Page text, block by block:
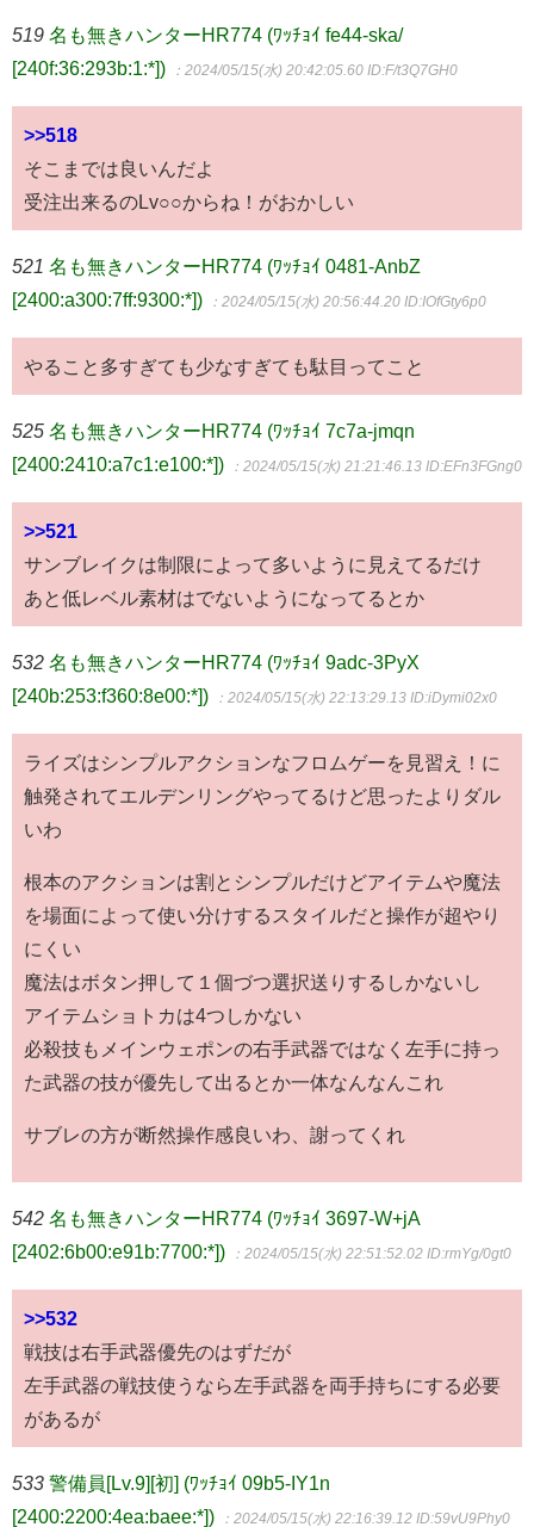
519 名も無きハンターHR774 (ﾜｯﾁｮｲ fe44-ska/
[240f:36:293b:1:*])
：2024/05/15(水) 20:42:05.60 ID:F/t3Q7GH0
>>518
そこまでは良いんだよ
受注出来るのLv○○からね！がおかしい
521 名も無きハンターHR774 (ﾜｯﾁｮｲ 0481-AnbZ
[2400:a300:7ff:9300:*])
：2024/05/15(水) 20:56:44.20 ID:IOfGty6p0
やること多すぎても少なすぎても駄目ってこと
525 名も無きハンターHR774 (ﾜｯﾁｮｲ 7c7a-jmqn
[2400:2410:a7c1:e100:*])
：2024/05/15(水) 21:21:46.13 ID:EFn3FGng0
>>521
サンブレイクは制限によって多いように見えてるだけ
あと低レベル素材はでないようになってるとか
532 名も無きハンターHR774 (ﾜｯﾁｮｲ 9adc-3PyX
[240b:253:f360:8e00:*])
：2024/05/15(水) 22:13:29.13 ID:iDymi02x0
ライズはシンプルアクションなフロムゲーを見習え！に
触発されてエルデンリングやってるけど思ったよりダル
いわ
根本のアクションは割とシンプルだけどアイテムや魔法
を場面によって使い分けするスタイルだと操作が超やり
にくい
魔法はボタン押して１個づつ選択送りするしかないし
アイテムショトカは4つしかない
必殺技もメインウェポンの右手武器ではなく左手に持っ
た武器の技が優先して出るとか一体なんなんこれ
サブレの方が断然操作感良いわ、謝ってくれ
542 名も無きハンターHR774 (ﾜｯﾁｮｲ 3697-W+jA
[2402:6b00:e91b:7700:*])
：2024/05/15(水) 22:51:52.02 ID:rmYg/0gt0
>>532
戦技は右手武器優先のはずだが
左手武器の戦技使うなら左手武器を両手持ちにする必要
があるが
533 警備員[Lv.9][初] (ﾜｯﾁｮｲ 09b5-IY1n
[2400:2200:4ea:baee:*])
：2024/05/15(水) 22:16:39.12 ID:59vU9Phy0